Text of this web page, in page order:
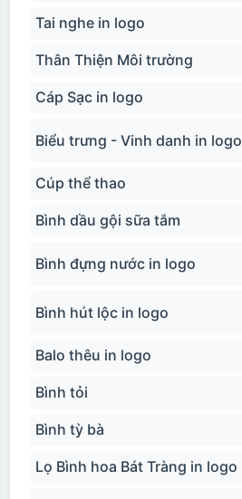
Tai nghe in logo
Thân Thiện Môi trường
Cáp Sạc in logo
Biểu trưng - Vinh danh in logo
Cúp thể thao
Bình dầu gội sữa tắm
Bình đựng nước in logo
Bình hút lộc in logo
Balo thêu in logo
Bình tỏi
Bình tỳ bà
Lọ Bình hoa Bát Tràng in logo